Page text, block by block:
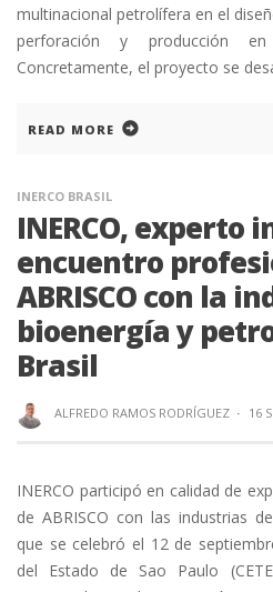
multinacional petrolífera en el
perforación y producción
Concretamente, el proyecto se
READ MORE
INERCO BRASIL
INERCO, experto
encuentro
ABRISCO con la
bioenergía y
Brasil
ALFREDO RAMOS RODRÍGUEZ · 16
INERCO participó en calidad de
de ABRISCO con las industrias
que se celebró el 12 de
del Estado de Sao Paulo